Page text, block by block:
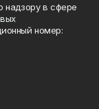
надзору в сфере
номер: